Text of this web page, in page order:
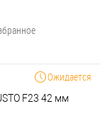
Ожидается
F23 42 мм